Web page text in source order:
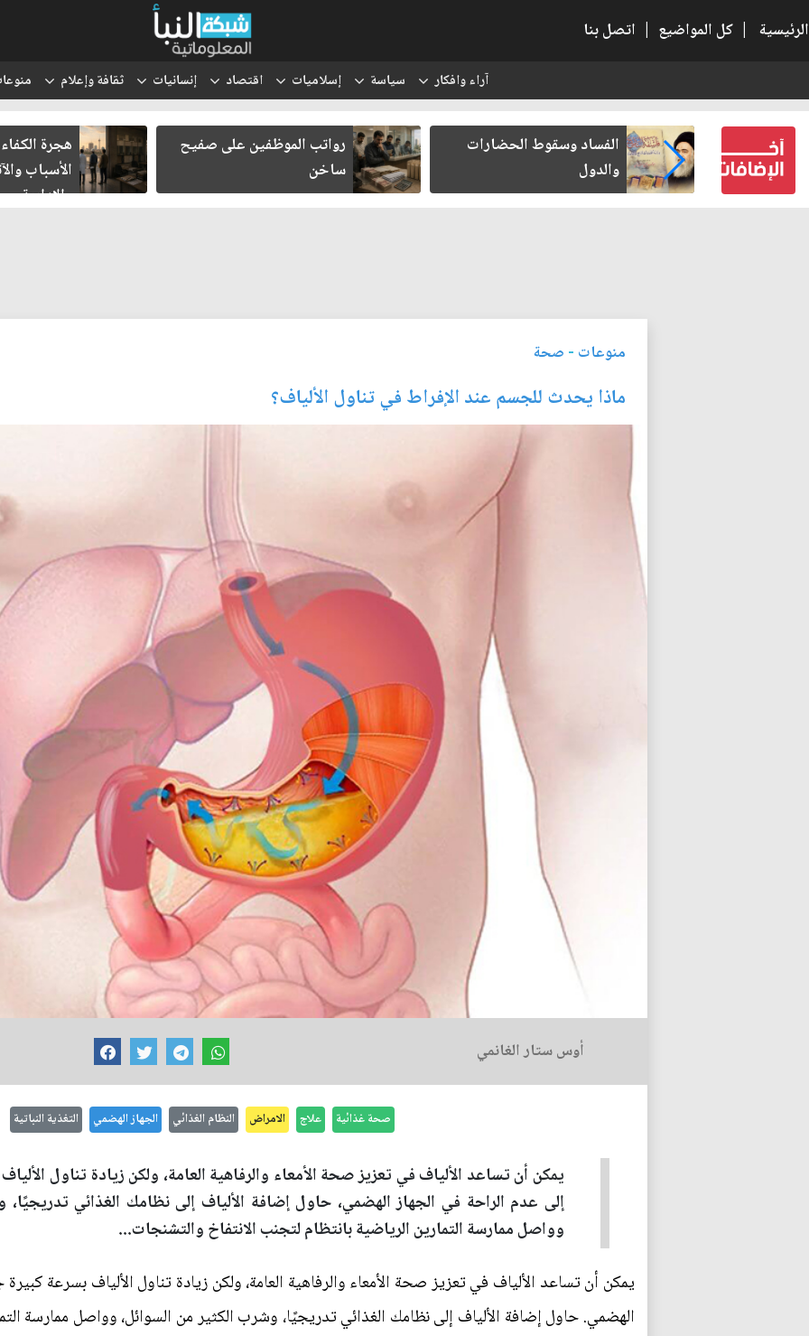
الرئيسية | كل المواضيع | اتصل بنا
آراء وافكار سياسة إسلاميات اقتصاد إنسانيات ثقافة وإعلام
كتب لنفسه
الفساد وسقوط الحضارات
والدول
رواتب الموظفين على صفيح
ساخن
هجرة
الأسباب
والإدارية
منوعات - صحة
ماذا يحدث للجسم عند الإفراط في تناول الألياف؟
أوس ستار الغانمي
صحة غذائية علاج الامراض النظام الغذائي الجهاز الهضمي التغذية النباتية
يمكن أن تساعد الألياف في تعزيز صحة الأمعاء والرفاهية العامة، ولكن زيادة تناول
إلى عدم الراحة في الجهاز الهضمي، حاول إضافة الألياف إلى نظامك الغذائي تدريجيًا،
وواصل ممارسة التمارين الرياضية بانتظام لتجنب الانتفاخ والتشنجات...
يمكن أن تساعد الألياف في تعزيز صحة الأمعاء والرفاهية العامة، ولكن زيادة تناول الألياف بسرعة
الهضمي. حاول إضافة الألياف إلى نظامك الغذائي تدريجيًا، وشرب الكثير من السوائل، وواصل ممارسة